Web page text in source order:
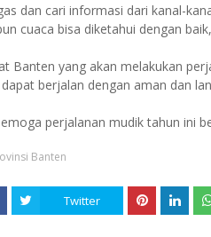
dan cari informasi dari kanal-
cuaca bisa diketahui dengan
Banten yang akan melakukan
berjalan dengan aman dan
perjalanan mudik tahun ini
Banten
Twitter